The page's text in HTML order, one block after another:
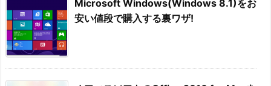
Microsoft Windows(Windows 8.1)をお
安い値段で購入する裏ワザ!